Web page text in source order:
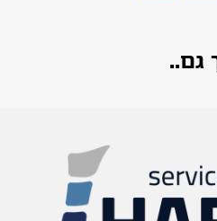
גם..